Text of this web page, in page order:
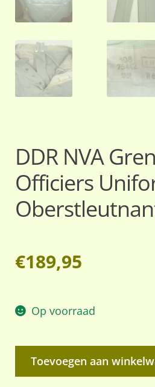
DDR NVA
Officiers
€189,95
Op voorraad
DDR
Toevoegen aan